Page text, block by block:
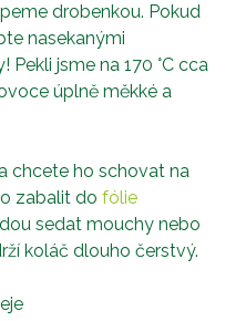
drobenkou. Pokud
nasekanými
jsme na 170 °C cca
úplně měkké a
chcete ho schovat na
zabalit do fólie
sedat mouchy nebo
koláč dlouho čerstvý.